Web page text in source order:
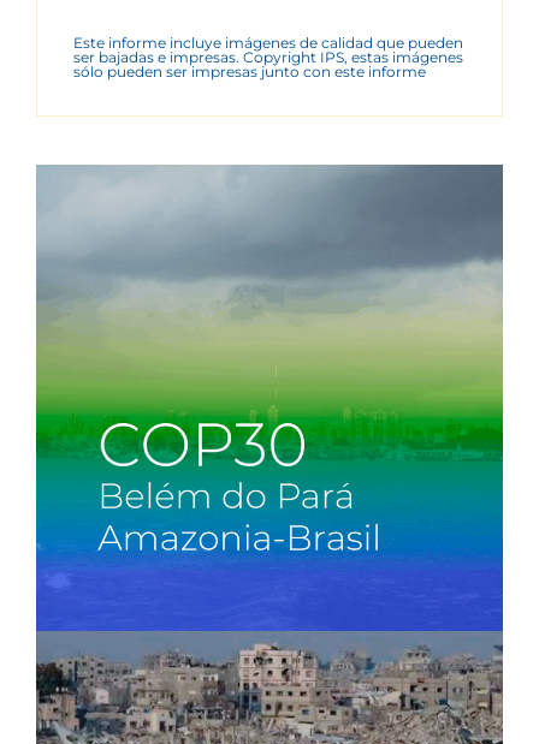
Este informe incluye imágenes de calidad que pueden
ser bajadas e impresas. Copyright IPS, estas imágenes
sólo pueden ser impresas junto con este informe